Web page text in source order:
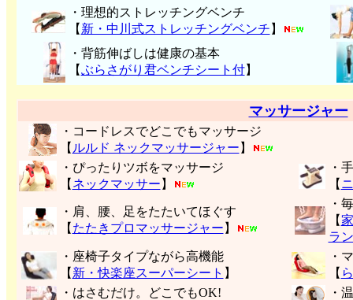
・理想的ストレッチングベンチ
【 新・中川式ストレッチングベンチ 】
・背筋伸ばしは健康の基本
【ぶらさがり君ベンチシート付】
マッサージャー
・コードレスでどこでもマッサージ
【 ルルド ネックマッサージャー 】
・ぴったりツボをマッサージ
【 ネックマッサー 】
・
【
・肩、腰、足をたたいてほぐす
【 たたきプロマッサージャー 】
・
【
ラ
・座椅子タイプながら高機能
【 新・快楽座スーパーシート 】
・
【
・はさむだけ。どこでもOK!
・